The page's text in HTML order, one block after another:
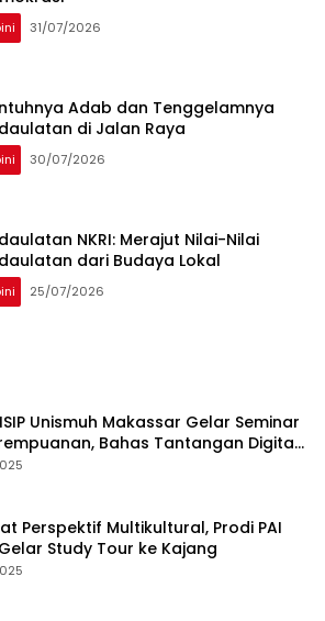
31/07/2026
Adab dan Tenggelamnya
di Jalan Raya
30/07/2026
NKRI: Merajut Nilai-Nilai
dari Budaya Lokal
25/07/2026
Unismuh Makassar Gelar Seminar
Bahas Tantangan Digital
Lokal
Perspektif Multikultural, Prodi PAI
Study Tour ke Kajang